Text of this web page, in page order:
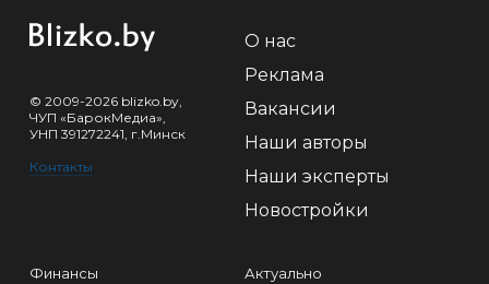
© 2009-2026 blizko.by,
ЧУП «БарокМедиа»,
УНП 391272241, г.Минск
Контакты
О нас
Реклама
Вакансии
Наши авторы
Наши эксперты
Новостройки
Финансы
Актуально